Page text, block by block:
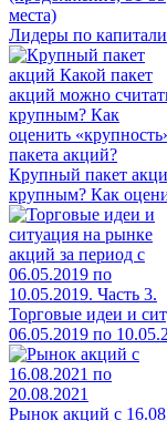
Лидеры по
Крупный пакет
крупным? Как
Торговые идеи и
06.05.2019 по
Рынок акций с